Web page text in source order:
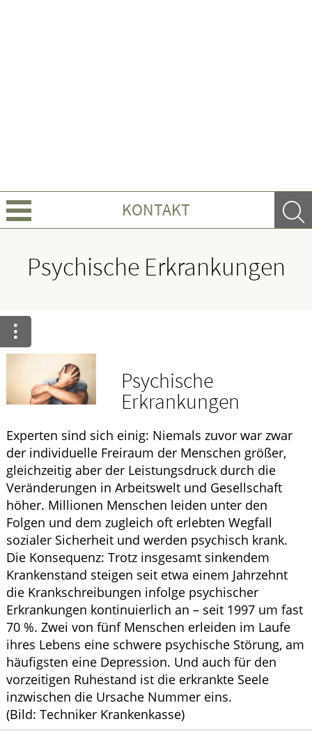
KONTAKT
Leistungen
Ratgeber
Krankheiten & Therapie
GESUND IM ALTER
HOMÖOPATHIE
Psychische Erkrankungen
Psychische
Erkrankungen
Experten sind sich einig: Niemals zuvor war zwar
der individuelle Freiraum der Menschen größer,
gleichzeitig aber der Leistungsdruck durch die
Veränderungen in Arbeitswelt und Gesellschaft
höher. Millionen Menschen leiden unter den
Folgen und dem zugleich oft erlebten Wegfall
sozialer Sicherheit und werden psychisch krank.
Die Konsequenz: Trotz insgesamt sinkendem
Krankenstand steigen seit etwa einem Jahrzehnt
die Krankschreibungen infolge psychischer
Erkrankungen kontinuierlich an – seit 1997 um fast
70 %. Zwei von fünf Menschen erleiden im Laufe
ihres Lebens eine schwere psychische Störung, am
häufigsten eine Depression. Und auch für den
vorzeitigen Ruhestand ist die erkrankte Seele
inzwischen die Ursache Nummer eins.
(Bild: Techniker Krankenkasse)